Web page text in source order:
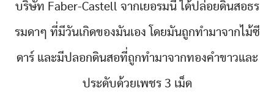
บริษัท Faber-Castell จากเยอรมนี ได้ปล่อยดินสอธร
รมดาๆ ที่มีวันเกิดของมันเอง โดยมันถูกทำมาจากไม้ซี
ดาร์ และมีปลอกดินสอที่ถูกทำมาจากทองคำขาวและ
ประดับด้วยเพชร 3 เม็ด